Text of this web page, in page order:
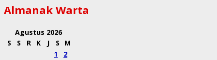
Almanak Warta
Agustus 2026
S
S R K J S
M
1
2